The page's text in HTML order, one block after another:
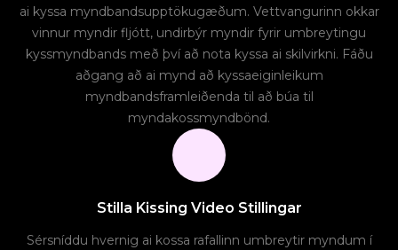
ai kyssa myndbandsupptökugæðum. Vettvangurinn okkar
vinnur myndir fljótt, undirbýr myndir fyrir umbreytingu
kyssmyndbands með því að nota kyssa ai skilvirkni. Fáðu
aðgang að ai mynd að kyssaeiginleikum
myndbandsframleiðenda til að búa til
myndakossmyndbönd.
Stilla Kissing Video Stillingar
Sérsníddu hvernig ai kossa rafallinn umbreytir myndum í